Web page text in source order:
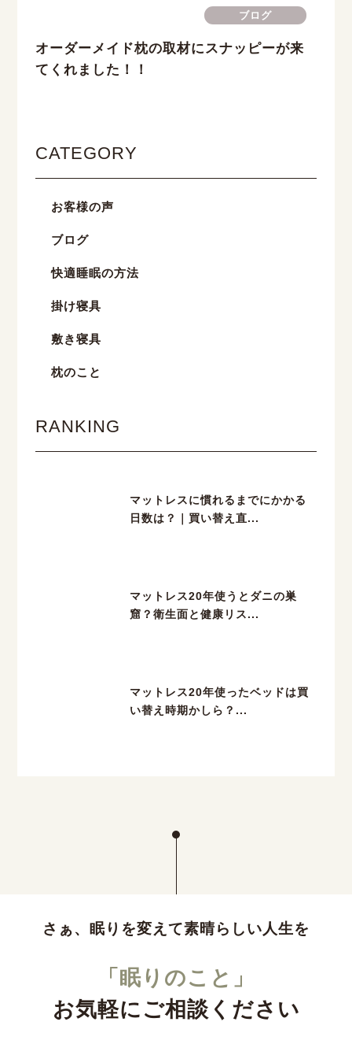
ブログ
オーダーメイド枕の取材にスナッピーが来
てくれました！！
CATEGORY
お客様の声
ブログ
快適睡眠の方法
掛け寝具
敷き寝具
枕のこと
RANKING
マットレスに慣れるまでにかかる
日数は？｜買い替え直...
マットレス20年使うとダニの巣
窟？衛生面と健康リス...
マットレス20年使ったベッドは買
い替え時期かしら？...
さぁ、眠りを変えて素晴らしい人生を
「眠りのこと」
お気軽にご相談ください